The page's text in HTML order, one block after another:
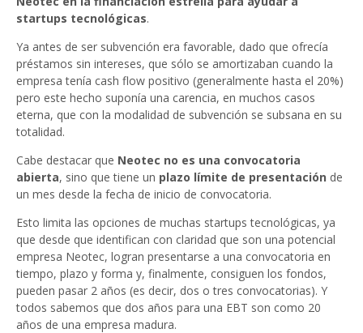
startups tecnológicas.
Ya antes de ser subvención era favorable, dado que ofrecía
préstamos sin intereses, que sólo se amortizaban cuando la
empresa tenía cash flow positivo (generalmente hasta el 20%)
pero este hecho suponía una carencia, en muchos casos
eterna, que con la modalidad de subvención se subsana en su
totalidad.
Cabe destacar que Neotec no es una convocatoria
abierta, sino que tiene un plazo límite de presentación de
un mes desde la fecha de inicio de convocatoria.
Esto limita las opciones de muchas startups tecnológicas, ya
que desde que identifican con claridad que son una potencial
empresa Neotec, logran presentarse a una convocatoria en
tiempo, plazo y forma y, finalmente, consiguen los fondos,
pueden pasar 2 años (es decir, dos o tres convocatorias). Y
todos sabemos que dos años para una EBT son como 20
años de una empresa madura.